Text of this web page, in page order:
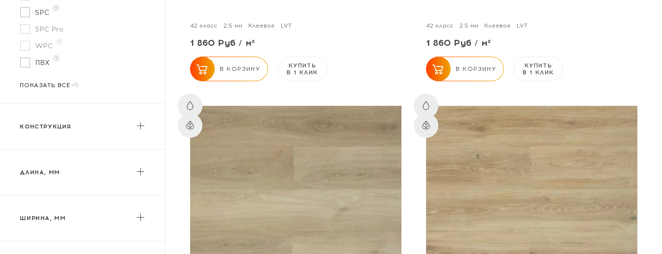
SKALLA
SpaceFloor
Tanto
Tarkett
Vinilpol
SPC
?
SPC Pro
WPC
?
ПВХ
?
ПОКАЗАТЬ ВСЕ
КОНСТРУКЦИЯ
ДЛИНА, ММ
ШИРИНА, ММ
42 класс 2.5 мм Клеевое LVT
1 860 Руб / м²
В КОРЗИНУ
КУПИТЬ
В 1 КЛИК
42 класс 2.5 мм Клеевое LVT
1 860 Руб / м²
В КОРЗИНУ
КУПИТЬ
В 1 КЛИК